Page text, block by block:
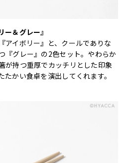
＆グレー』
アイボリー』と、クールでありな
『グレー』の2色セット。やわらか
が持つ重厚でカッチリとした印象
かい食卓を演出してくれます。